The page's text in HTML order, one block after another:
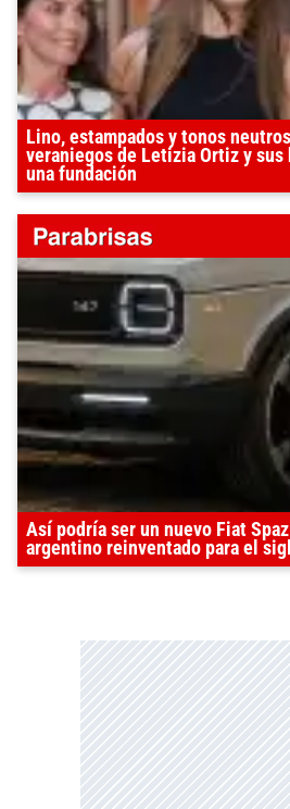
Lino, estampados y tonos
veraniegos de Letizia Ortiz y sus
una fundación
Así podría ser un nuevo Fiat
argentino reinventado para el